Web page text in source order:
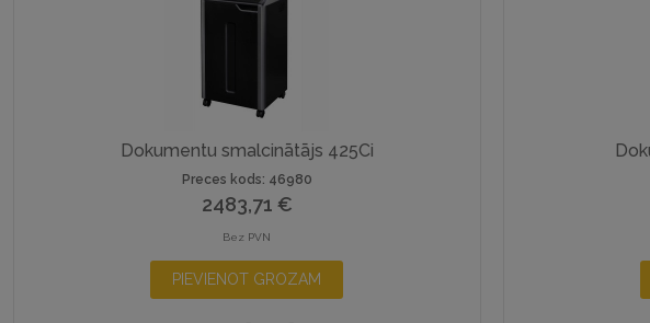
Dokumentu smalcinātājs 425Ci
Preces kods: 46980
2483,71 €
Bez PVN
PIEVIENOT GROZAM